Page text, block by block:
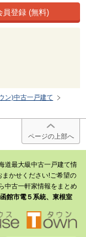
員登録 (無料)
ン)中古一戸建て
ページの上部へ
道最大級中古一戸建て情
かせください!ご希望の
中古一軒家情報をまとめ
館市電５系統、東根室